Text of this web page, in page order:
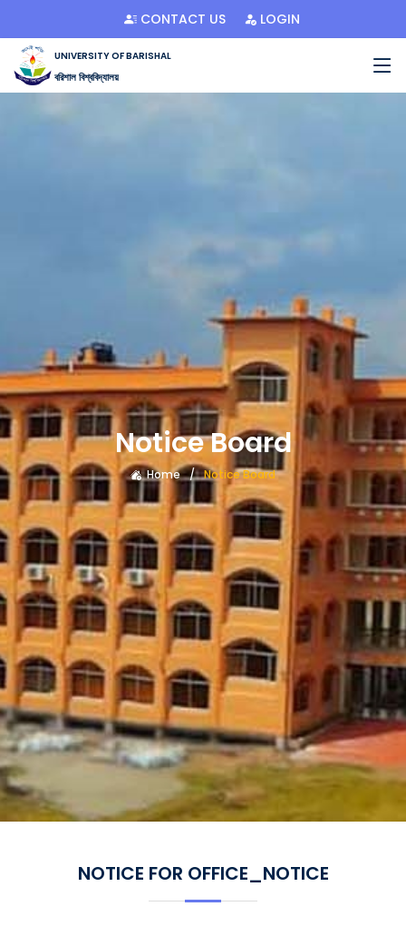
CONTACT US LOGIN
UNIVERSITY OF BARISHAL
বরিশাল বিশ্ববিদ্যালয়
Notice Board
Home Notice Board
NOTICE FOR OFFICE_NOTICE